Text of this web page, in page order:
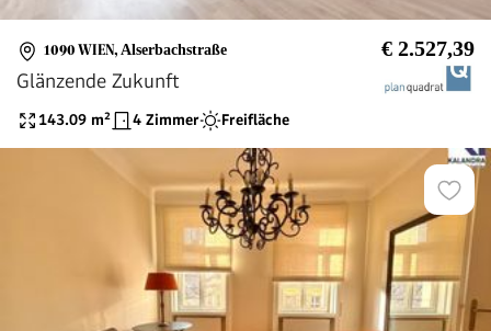
1090 WIEN, Alserbachstraße € 2.527,39
Glänzende Zukunft
143.09 m² 4 Zimmer Freifläche